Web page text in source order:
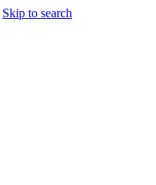
Skip to search